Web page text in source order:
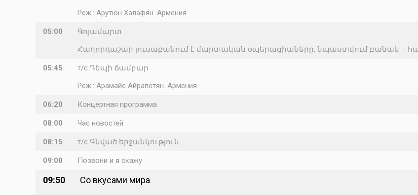
Реж.: Арутюн Халафян. Армения
05:00
Գոյամարտ
Հաղորդաշար լուսաբանում է մարտական օպերացիաները, նպաստվում բանակ –
05:45
т/с Դեպի ճամբար
Реж.: Арамайс Айрапетян. Армения
06:20 Концертная программа
08:00 Час новостей
08:15 т/с Գնված երջանկություն
09:00 Позвони и я скажу
09:50
Со вкусами мира